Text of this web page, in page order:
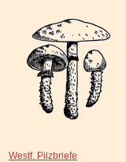
Westf. Pilzbriefe